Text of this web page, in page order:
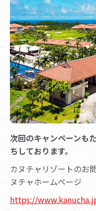
次回のキャンペーンも
ちしております。
カヌチャリゾートのお
ヌチャホームページ
https://